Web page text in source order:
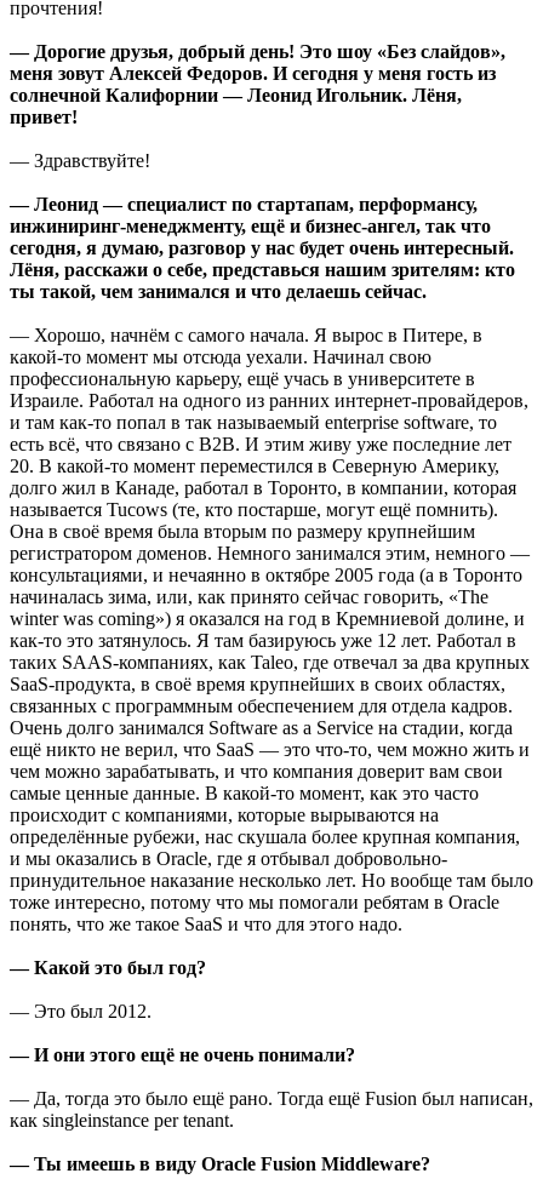
прочтения!
— Дорогие друзья, добрый день! Это шоу «Без слайдов»,
меня зовут Алексей Федоров. И сегодня у меня гость из
солнечной Калифорнии — Леонид Игольник. Лёня,
привет!
— Здравствуйте!
— Леонид — специалист по стартапам, перформансу,
инжиниринг-менеджменту, ещё и бизнес-ангел, так что
сегодня, я думаю, разговор у нас будет очень интересный.
Лёня, расскажи о себе, представься нашим зрителям: кто
ты такой, чем занимался и что делаешь сейчас.
— Хорошо, начнём с самого начала. Я вырос в Питере, в
какой-то момент мы отсюда уехали. Начинал свою
профессиональную карьеру, ещё учась в университете в
Израиле. Работал на одного из ранних интернет-провайдеров,
и там как-то попал в так называемый enterprise software, то
есть всё, что связано с B2B. И этим живу уже последние лет
20. В какой-то момент переместился в Северную Америку,
долго жил в Канаде, работал в Торонто, в компании, которая
называется Tucows (те, кто постарше, могут ещё помнить).
Она в своё время была вторым по размеру крупнейшим
регистратором доменов. Немного занимался этим, немного —
консультациями, и нечаянно в октябре 2005 года (а в Торонто
начиналась зима, или, как принято сейчас говорить, «The
winter was coming») я оказался на год в Кремниевой долине, и
как-то это затянулось. Я там базируюсь уже 12 лет. Работал в
таких SAAS-компаниях, как Taleo, где отвечал за два крупных
SaaS-продукта, в своё время крупнейших в своих областях,
связанных с программным обеспечением для отдела кадров.
Очень долго занимался Software as a Service на стадии, когда
ещё никто не верил, что SaaS — это что-то, чем можно жить и
чем можно зарабатывать, и что компания доверит вам свои
самые ценные данные. В какой-то момент, как это часто
происходит с компаниями, которые вырываются на
определённые рубежи, нас скушала более крупная компания,
и мы оказались в Oracle, где я отбывал добровольно-
принудительное наказание несколько лет. Но вообще там было
тоже интересно, потому что мы помогали ребятам в Oracle
понять, что же такое SaaS и что для этого надо.
— Какой это был год?
— Это был 2012.
— И они этого ещё не очень понимали?
— Да, тогда это было ещё рано. Тогда ещё Fusion был написан,
как singleinstance per tenant.
— Ты имеешь в виду Oracle Fusion Middleware?